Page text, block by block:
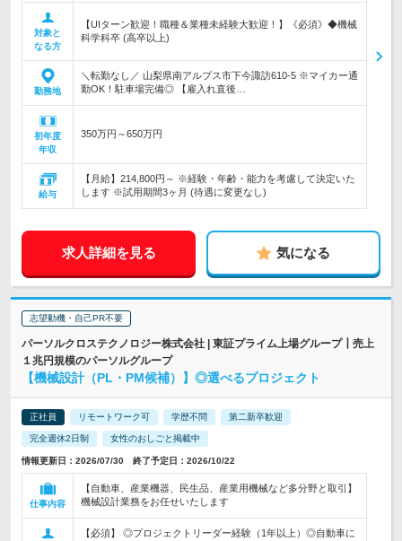
対象と
なる方
【UIターン歓迎！職種＆業種未経験大歓迎！】《必須》◆機械
科学科卒 (高卒以上)
勤務地
＼転勤なし／ 山梨県南アルプス市下今諏訪610-5 ※マイカー通
勤OK！駐車場完備◎ 【雇入れ直後…
初年度
年収
350万円～650万円
給与
【月給】214,800円～ ※経験・年齢・能力を考慮して決定いた
します ※試用期間3ヶ月 (待遇に変更なし)
求人詳細を見る 気になる
志望動機・自己PR不要
パーソルクロステクノロジー株式会社 | 東証プライム上場グループ┃売上
１兆円規模のパーソルグループ
【機械設計（PL・PM候補）】◎選べるプロジェクト
正社員 リモートワーク可 学歴不問 第二新卒歓迎
完全週休2日制 女性のおしごと掲載中
情報更新日：2026/07/30 終了予定日：2026/10/22
仕事内容
【自動車、産業機器、民生品、産業用機械など多分野と取引】
機械設計業務をお任せいたします
【必須】 ◎プロジェクトリーダー経験（1年以上）◎自動車に